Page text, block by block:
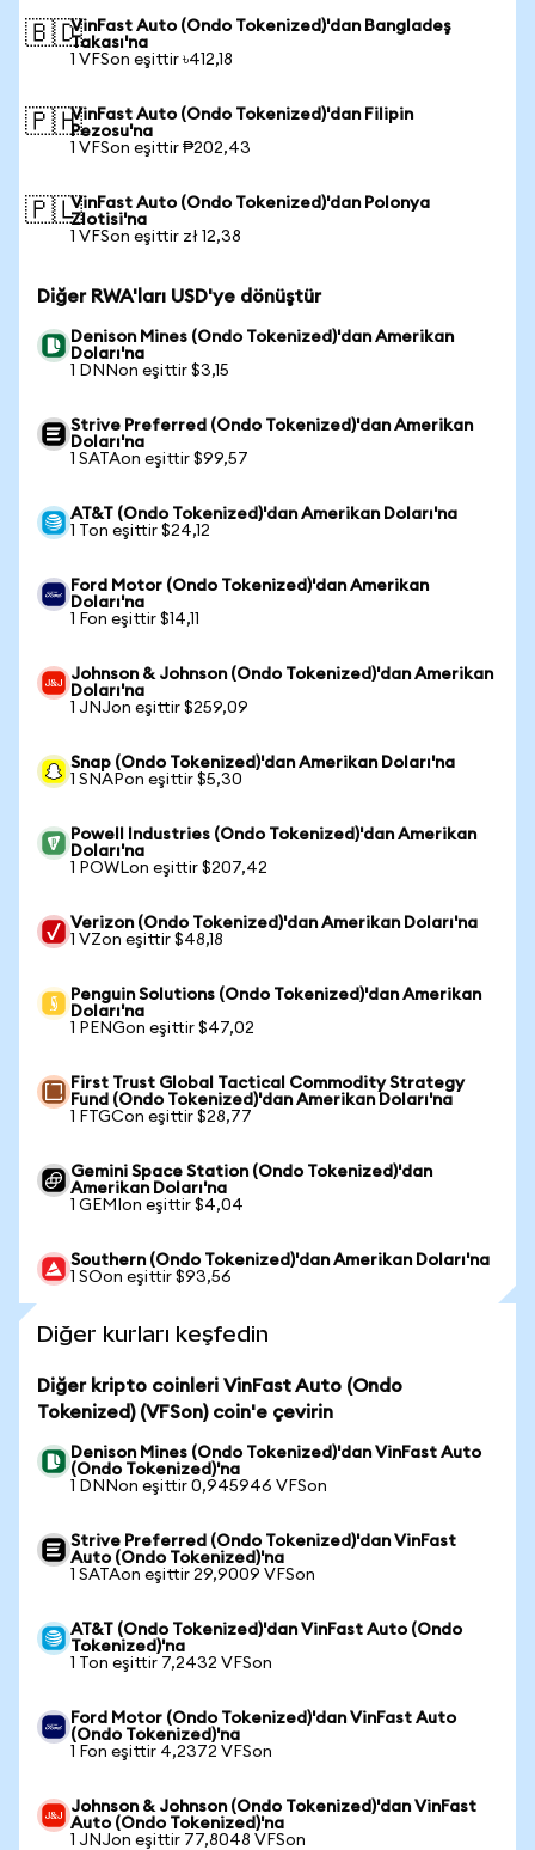
🇧🇩VinFast Auto (Ondo Tokenized)'dan Bangladeş
Takası'na
1 VFSon eşittir ৳412,18
🇵🇭VinFast Auto (Ondo Tokenized)'dan Filipin
Pezosu'na
1 VFSon eşittir ₱202,43
🇵🇱VinFast Auto (Ondo Tokenized)'dan Polonya
Zlotisi'na
1 VFSon eşittir zł 12,38
Diğer RWA'ları USD'ye dönüştür
Denison Mines (Ondo Tokenized)'dan Amerikan
Doları'na
1 DNNon eşittir $3,15
Strive Preferred (Ondo Tokenized)'dan Amerikan
Doları'na
1 SATAon eşittir $99,57
AT&T (Ondo Tokenized)'dan Amerikan Doları'na
1 Ton eşittir $24,12
Ford Motor (Ondo Tokenized)'dan Amerikan
Doları'na
1 Fon eşittir $14,11
Johnson & Johnson (Ondo Tokenized)'dan Amerikan
Doları'na
1 JNJon eşittir $259,09
Snap (Ondo Tokenized)'dan Amerikan Doları'na
1 SNAPon eşittir $5,30
Powell Industries (Ondo Tokenized)'dan Amerikan
Doları'na
1 POWLon eşittir $207,42
Verizon (Ondo Tokenized)'dan Amerikan Doları'na
1 VZon eşittir $48,18
Penguin Solutions (Ondo Tokenized)'dan Amerikan
Doları'na
1 PENGon eşittir $47,02
First Trust Global Tactical Commodity Strategy
Fund (Ondo Tokenized)'dan Amerikan Doları'na
1 FTGCon eşittir $28,77
Gemini Space Station (Ondo Tokenized)'dan
Amerikan Doları'na
1 GEMIon eşittir $4,04
Southern (Ondo Tokenized)'dan Amerikan Doları'na
1 SOon eşittir $93,56
Diğer kurları keşfedin
Diğer kripto coinleri VinFast Auto (Ondo
Tokenized) (VFSon) coin'e çevirin
Denison Mines (Ondo Tokenized)'dan VinFast Auto
(Ondo Tokenized)'na
1 DNNon eşittir 0,945946 VFSon
Strive Preferred (Ondo Tokenized)'dan VinFast
Auto (Ondo Tokenized)'na
1 SATAon eşittir 29,9009 VFSon
AT&T (Ondo Tokenized)'dan VinFast Auto (Ondo
Tokenized)'na
1 Ton eşittir 7,2432 VFSon
Ford Motor (Ondo Tokenized)'dan VinFast Auto
(Ondo Tokenized)'na
1 Fon eşittir 4,2372 VFSon
Johnson & Johnson (Ondo Tokenized)'dan VinFast
Auto (Ondo Tokenized)'na
1 JNJon eşittir 77,8048 VFSon